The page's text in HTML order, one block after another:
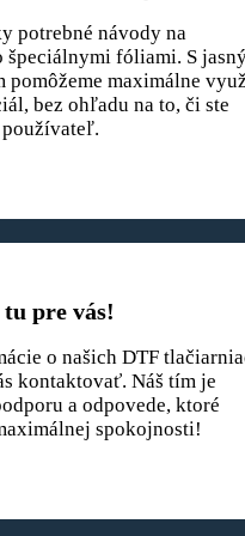
potrebné návody na
špeciálnymi fóliami. S
pomôžeme maximálne
bez ohľadu na to, či ste
pre vás!
o našich DTF
kontaktovať. Náš tím je
a odpovede, ktoré
spokojnosti!